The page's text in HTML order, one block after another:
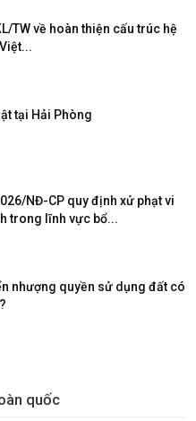
TW về hoàn thiện cấu trúc hệ
tại Hải Phòng
NĐ-CP quy định xử phạt vi
trong lĩnh vực bổ...
nhượng quyền sử dụng đất có
quốc